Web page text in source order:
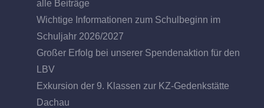
alle Beiträge
Wichtige Informationen zum Schulbeginn im
Schuljahr 2026/2027
Großer Erfolg bei unserer Spendenaktion für den
LBV
Exkursion der 9. Klassen zur KZ-Gedenkstätte
Dachau